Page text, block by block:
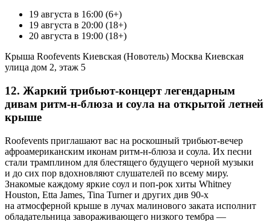
19 августа в 16:00 (6+)
19 августа в 20:00 (18+)
20 августа в 19:00 (18+)
Крыша Roofevents Киевская (Новотель) Москва Киевская
улица дом 2, этаж 5
12. Жаркий трибьют-концерт легендарным
дивам ритм-н-блюза и соула на открытой летней
крыше
Roofevents приглашают вас на роскошный трибьют-вечер
афроамериканским иконам ритм-н-блюза и соула. Их песни
стали трамплином для блестящего будущего черной музыки
и до сих пор вдохновляют слушателей по всему миру.
Знакомые каждому яркие соул и поп-рок хиты Whitney
Houston, Etta James, Tina Turner и других див 90-х
на атмосферной крыше в лучах малинового заката исполнит
обладательница завораживающего низкого тембра —